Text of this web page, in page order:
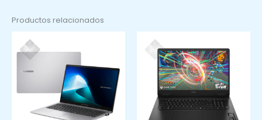
Productos relacionados